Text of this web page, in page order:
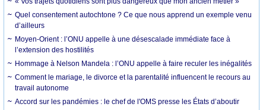
Quel consentement autochtone ? Ce que nous apprend un exemple venu
d’ailleurs
Moyen-Orient : l’ONU appelle à une désescalade immédiate face à
l’extension des hostilités
Hommage à Nelson Mandela : l’ONU appelle à faire reculer les inégalités
Comment le mariage, le divorce et la parentalité influencent le recours au
travail autonome
Accord sur les pandémies : le chef de l'OMS presse les États d’aboutir